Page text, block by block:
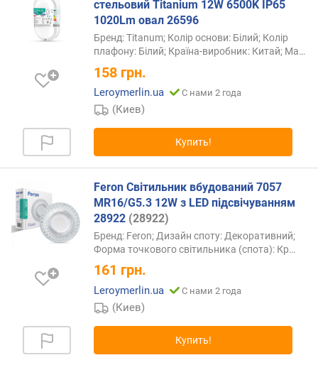
стельовий Titanium 12W 6500K IP65
1020Lm овал 26596
Бренд: Titanum; Колір основи: Білий; Колір
плафону: Білий; Країна-виробник: Китай; Ма…
158 грн.
Leroymerlin.ua С нами 2 года
(Киев)
Купить!
Feron Світильник вбудований 7057
MR16/G5.3 12W з LED підсвічуванням
28922 (28922)
Бренд: Feron; Дизайн споту: Декоративний;
Форма точкового світильника (спота): Кр…
161 грн.
Leroymerlin.ua С нами 2 года
(Киев)
Купить!